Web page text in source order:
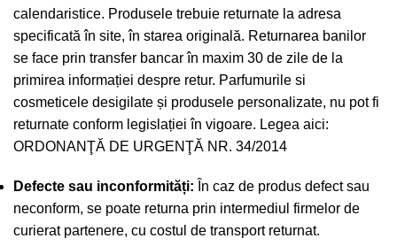
calendaristice. Produsele trebuie returnate la adresa
specificată în site, în starea originală. Returnarea banilor
se face prin transfer bancar în maxim 30 de zile de la
primirea informației despre retur. Parfumurile si
cosmeticele desigilate și produsele personalizate, nu pot fi
returnate conform legislației în vigoare. Legea aici:
ORDONANŢĂ DE URGENŢĂ NR. 34/2014
Defecte sau inconformități: În caz de produs defect sau
neconform, se poate returna prin intermediul firmelor de
curierat partenere, cu costul de transport returnat.